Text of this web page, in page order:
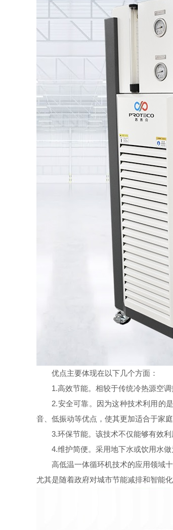
优点主要体现在以下几个方面：
1.高效节能。相较于传统冷热源空调
2.安全可靠。因为这种技术利用的是
音、低振动等优点，使其更加适合于家
3.环保节能。该技术不仅能够有效利
4.维护简便。采用地下水或饮用水做
高低温一体循环机技术的应用领域十
尤其是随着政府对城市节能减排和智能